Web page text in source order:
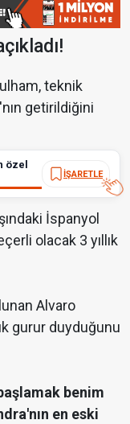
teknik
getirildiğini
özel
İŞARETLE
İspanyol
olacak 3 yıllık
Alvaro
gurur duyduğunu
benim
en eski